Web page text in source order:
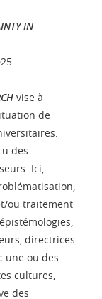
IN
vise à
de
des
Ici,
ou traitement
directrices
une ou des
cultures,
des